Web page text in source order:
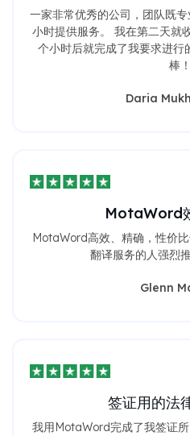
一家非常优秀的公司，团队既
小时提供服务。 我在第二天就
个小时后就完成了我要求进行
棒！
Daria
MotaWord
MotaWord高效、精确，性价
翻译服务的人强烈
Glenn
签证用的法
我用MotaWord完成了我签证